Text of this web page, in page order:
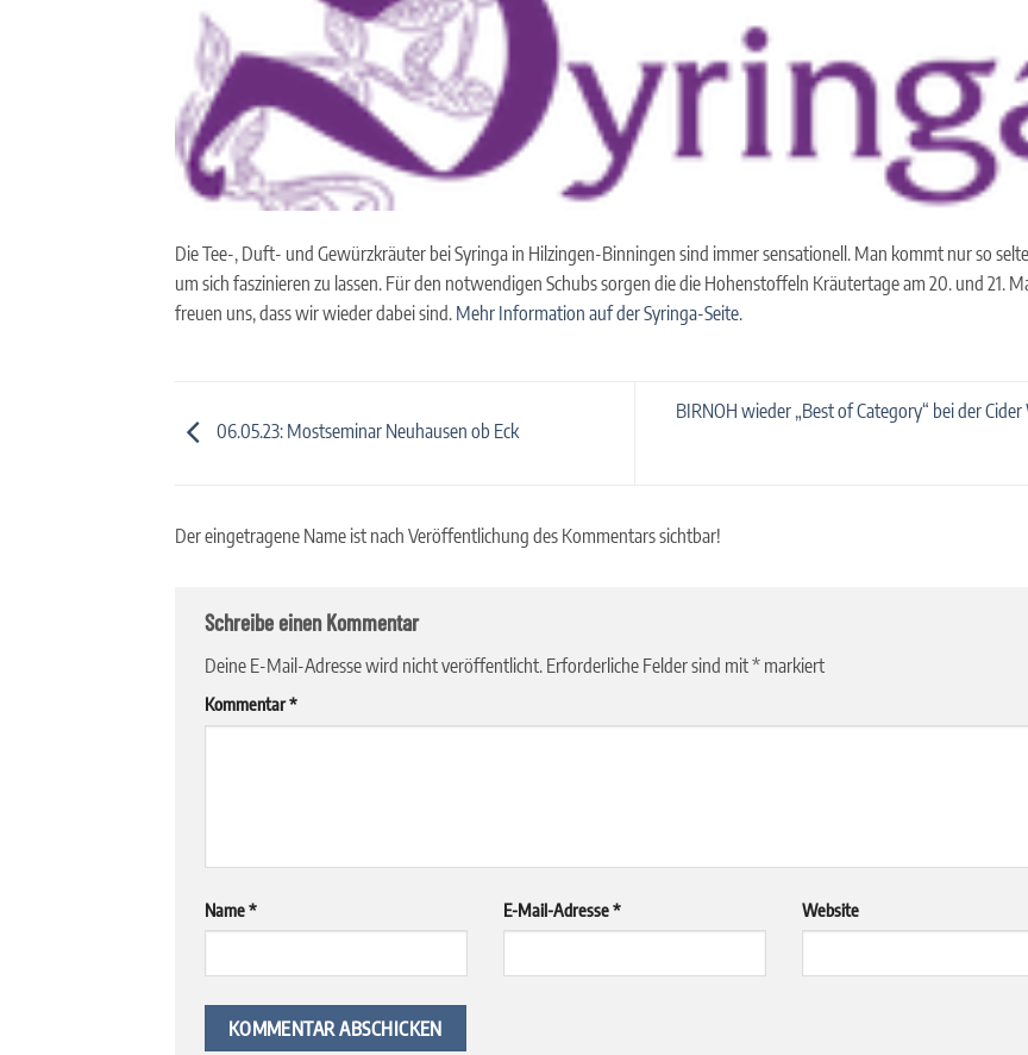
Die Tee-, Duft- und Gewürzkräuter bei Syringa in Hilzingen-Binningen sind immer sensationell. Man kommt nur so
um sich faszinieren zu lassen. Für den notwendigen Schubs sorgen die die Hohenstoffeln Kräutertage am 20. und 21.
freuen uns, dass wir wieder dabei sind. Mehr Information auf der Syringa-Seite.
06.05.23: Mostseminar Neuhausen ob Eck
BIRNOH wieder „Best of Category“ bei der Cider
Der eingetragene Name ist nach Veröffentlichung des Kommentars sichtbar!
Schreibe einen Kommentar
Deine E-Mail-Adresse wird nicht veröffentlicht. Erforderliche Felder sind mit* markiert
Kommentar*
Name* E-Mail-Adresse* Website